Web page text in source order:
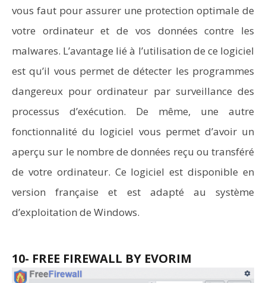
vous faut pour assurer une protection optimale de
votre ordinateur et de vos données contre les
malwares. L’avantage lié à l’utilisation de ce logiciel
est qu’il vous permet de détecter les programmes
dangereux pour ordinateur par surveillance des
processus d’exécution. De même, une autre
fonctionnalité du logiciel vous permet d’avoir un
aperçu sur le nombre de données reçu ou transféré
de votre ordinateur. Ce logiciel est disponible en
version française et est adapté au système
d’exploitation de Windows.
10- FREE FIREWALL BY EVORIM